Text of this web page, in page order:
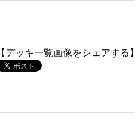
【デッキ一覧画像をシェアする】